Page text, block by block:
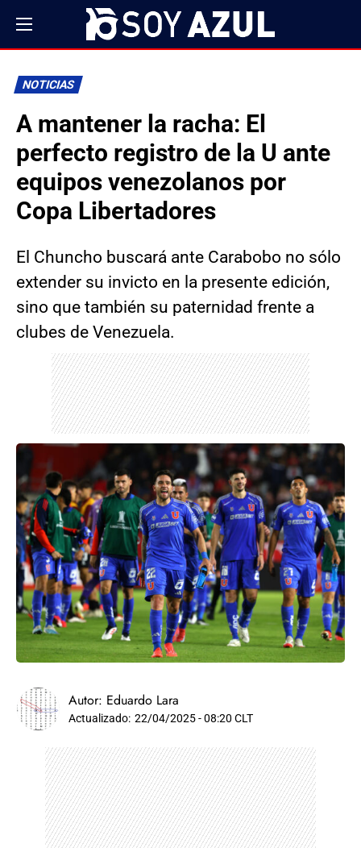
NOTICIAS
A mantener la racha: El
perfecto registro de la U ante
equipos venezolanos por
Copa Libertadores
El Chuncho buscará ante Carabobo no sólo
extender su invicto en la presente edición,
sino que también su paternidad frente a
clubes de Venezuela.
Autor: Eduardo Lara
Actualizado: 22/04/2025 - 08:20 CLT